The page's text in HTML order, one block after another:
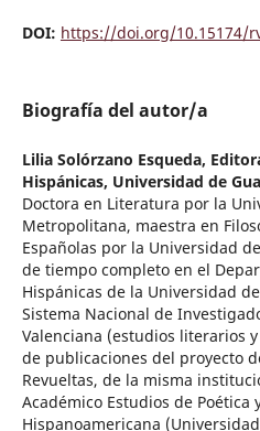
DOI: https://doi.org/10.15174/
Biografía del autor/a
Lilia Solórzano Esqueda,
Hispánicas, Universidad de
Doctora en Literatura por la
Metropolitana, maestra en
Españolas por la Universidad
de tiempo completo en el
Hispánicas de la Universidad
Sistema Nacional de
Valenciana (estudios literarios
de publicaciones del proyecto
Revueltas, de la misma
Académico Estudios de Poética
Hispanoamericana